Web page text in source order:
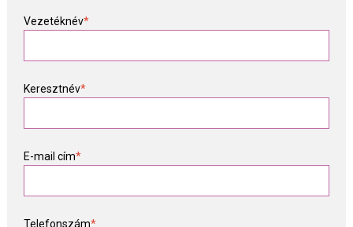
Vezetéknév*
Keresztnév*
E-mail cím*
Telefonszám*